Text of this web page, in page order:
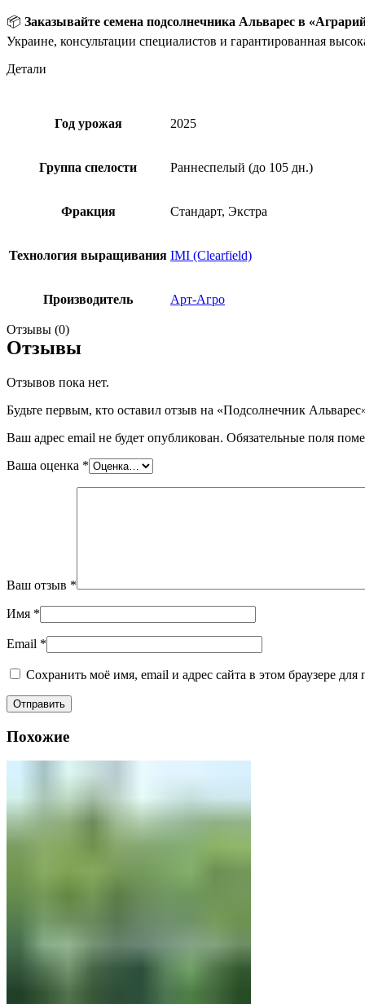
📦 Заказывайте семена подсолнечника Альварес в
Украине, консультации специалистов и гарантированная
Детали
Год урожая 2025
Группа спелости Раннеспелый (до 105 дн.)
Фракция Стандарт, Экстра
Технология выращивания ІMI (Сlearfield)
Производитель Арт-Агро
Отзывы (0)
Отзывы
Отзывов пока нет.
Будьте первым, кто оставил отзыв на «Подсолнечник
Ваш адрес email не будет опубликован. Обязательные поля
Ваша оценка *
Ваш отзыв *
Имя *
Email *
Сохранить моё имя, email и адрес сайта в этом браузере
Похожие